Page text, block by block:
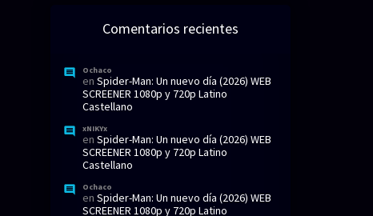
Comentarios recientes
Ochaco
en Spider-Man: Un nuevo día (2026) WEB
SCREENER 1080p y 720p Latino
Castellano
xNIKYx
en Spider-Man: Un nuevo día (2026) WEB
SCREENER 1080p y 720p Latino
Castellano
Ochaco
en Spider-Man: Un nuevo día (2026) WEB
SCREENER 1080p y 720p Latino